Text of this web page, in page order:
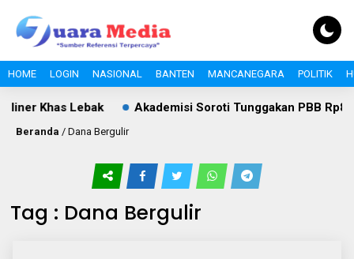
HOME LOGIN NASIONAL BANTEN MANCANEGARA POLITIK
Khas Lebak Akademisi Soroti Tunggakan PBB Rp8,4
Beranda / Dana Bergulir
Tag : Dana Bergulir